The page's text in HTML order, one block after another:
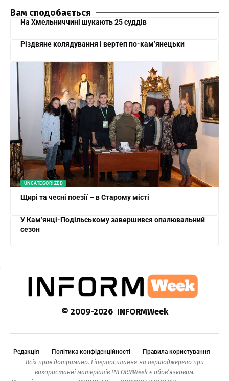
Вам сподобається
На Хмельниччині шукають 25 суддів
Різдвяне колядування і вертеп по-кам’янецьки
UNCATEGORIZED
Щирі та чесні поезії – в Старому місті
У Кам’янці-Подільському завершився опалювальний
сезон
© 2009-2026 INFORMWeek
Редакція Політика конфіденційності
Правила користування
Всіх прав дотримано. Гіперпосилання на першоджерело при
використанні матеріалів INFORMWeek є обов’язковим.